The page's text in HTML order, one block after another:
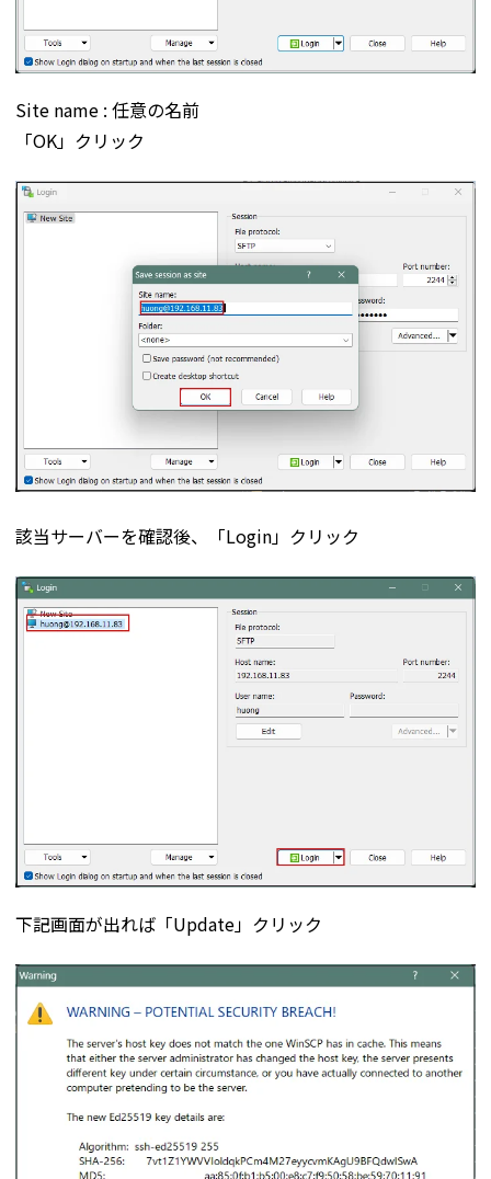
Site name : 任意の名前
「OK」クリック
該当サーバーを確認後、「Login」クリック
下記画面が出れば「Update」クリック